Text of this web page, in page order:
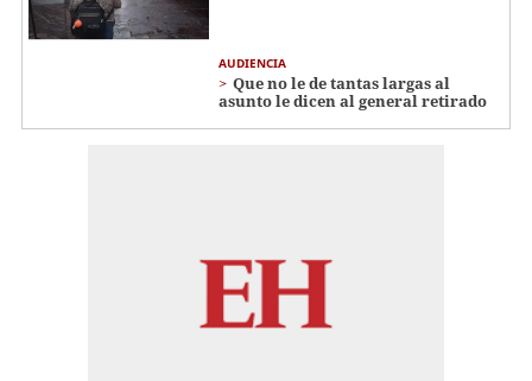
AUDIENCIA
Que no le de tantas largas al
asunto le dicen al general retirado